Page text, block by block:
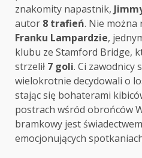
znakomity napastnik,
autor 8 trafień. Nie można
Franku Lampardzie,
klubu ze Stamford Bridge,
strzelił 7 goli. Ci zawodnicy
wielokrotnie decydowali o
stając się bohaterami
postrach wśród obrońców
bramkowy jest
emocjonujących